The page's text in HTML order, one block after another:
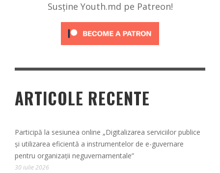
Susține Youth.md pe Patreon!
ARTICOLE RECENTE
Participă la sesiunea online „Digitalizarea serviciilor publice
și utilizarea eficientă a instrumentelor de e-guvernare
pentru organizații neguvernamentale”
30 iulie 2026